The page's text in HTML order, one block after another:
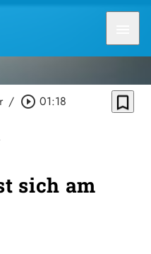
/ play_circle_outline 01:18 bookmark_border
sich am